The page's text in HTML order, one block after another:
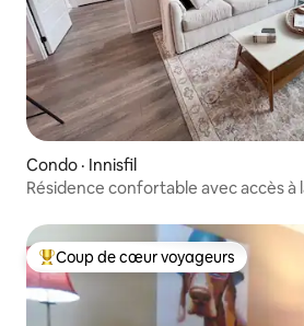
Condo · Innisfil
Résidence confortable avec accès à
Coup de cœur voyageurs parmi les
Coup de cœur voyageurs